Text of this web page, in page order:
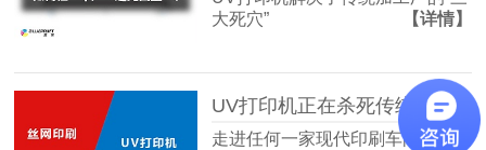
大死穴”
【详情】
UV打印机正在杀死传统丝印？
走进任何一家现代印刷车间，你大